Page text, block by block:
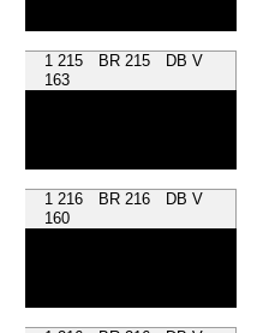
1 215 BR 215 DB V
163
1 216 BR 216 DB V
160